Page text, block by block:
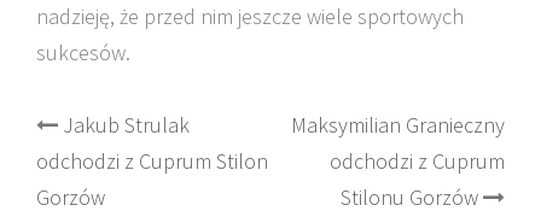
nadzieję, że przed nim jeszcze wiele sportowych
sukcesów.
Post
navigation
Jakub Strulak
odchodzi z Cuprum Stilon
Gorzów
Maksymilian Granieczny
odchodzi z Cuprum
Stilonu Gorzów